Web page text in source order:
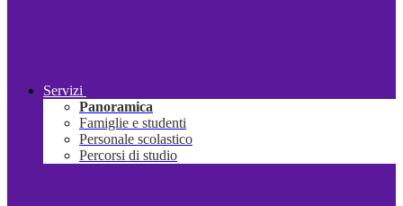
Servizi
Panoramica
Famiglie e studenti
Personale scolastico
Percorsi di studio